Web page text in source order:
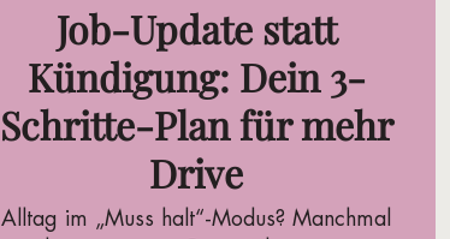
Job-Update statt
Kündigung: Dein 3-
Schritte-Plan für mehr
Drive
Alltag im „Muss halt“-Modus? Manchmal